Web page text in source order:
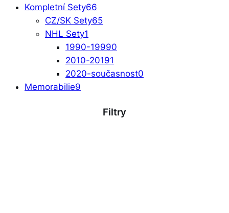
Kompletní Sety66
CZ/SK Sety65
NHL Sety1
1990-19990
2010-20191
2020-současnost0
Memorabilie9
Filtry